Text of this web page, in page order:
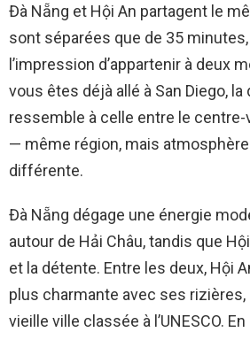
Đà Nẵng et Hội An partagent le
sont séparées que de 35
l’impression d’appartenir à deux
vous êtes déjà allé à San Diego,
ressemble à celle entre le centre-
— même région, mais
différente.
Đà Nẵng dégage une énergie
autour de Hải Châu, tandis que
et la détente. Entre les deux, Hội
plus charmante avec ses
vieille ville classée à l’UNESCO.